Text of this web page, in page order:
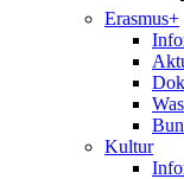
Erasmus+
Kultur